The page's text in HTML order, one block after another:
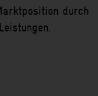
durch